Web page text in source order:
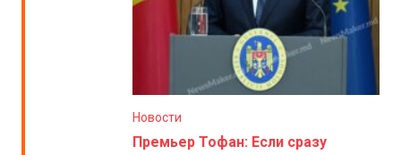
Новости
Премьер Тофан: Если сразу